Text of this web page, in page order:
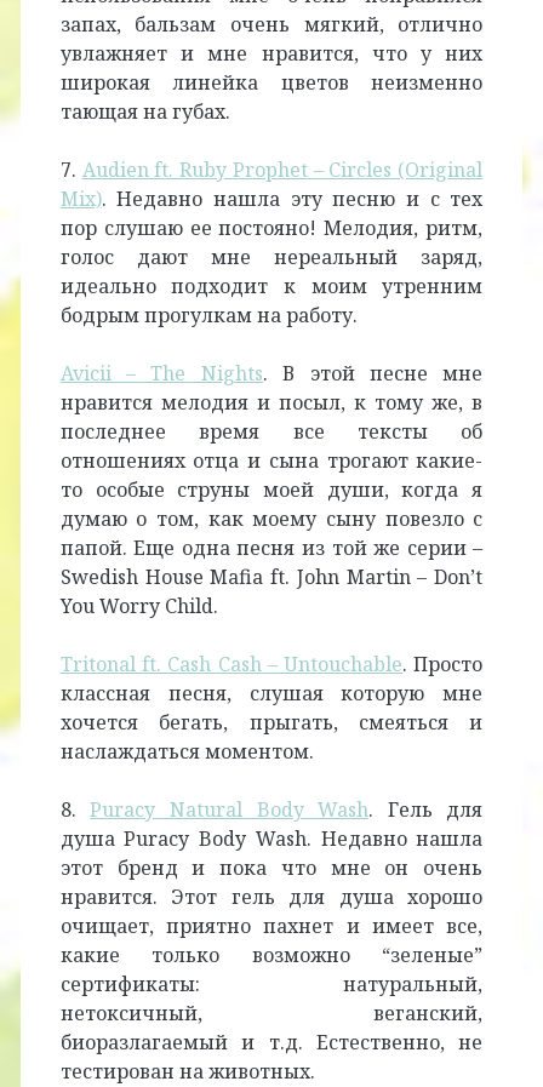
запах, бальзам очень мягкий, отлично
увлажняет и мне нравится, что у них
широкая линейка цветов неизменно
тающая на губах.
7. Audien ft. Ruby Prophet – Circles (Original
Mix). Недавно нашла эту песню и с тех
пор слушаю ее постояно! Мелодия, ритм,
голос дают мне нереальный заряд,
идеально подходит к моим утренним
бодрым прогулкам на работу.
Avicii – The Nights. В этой песне мне
нравится мелодия и посыл, к тому же, в
последнее время все тексты об
отношениях отца и сына трогают какие-
то особые струны моей души, когда я
думаю о том, как моему сыну повезло с
папой. Еще одна песня из той же серии –
Swedish House Mafia ft. John Martin – Don’t
You Worry Child.
Tritonal ft. Cash Cash – Untouchable. Просто
классная песня, слушая которую мне
хочется бегать, прыгать, смеяться и
наслаждаться моментом.
8.Puracy Natural Body Wash. Гель для
душа Puracy Body Wash. Недавно нашла
этот бренд и пока что мне он очень
нравится. Этот гель для душа хорошо
очищает, приятно пахнет и имеет все,
какие только возможно “зеленые”
сертификаты: натуральный,
нетоксичный, веганский,
биоразлагаемый и т.д. Естественно, не
тестирован на животных.